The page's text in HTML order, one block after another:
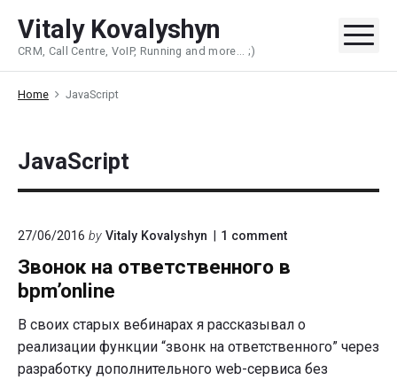
content
Vitaly Kovalyshyn
CRM, Call Centre, VoIP, Running and more... ;)
Home JavaScript
JavaScript
27/06/2016 by Vitaly Kovalyshyn 1 commenton
на
Звонок на ответственного в
bpm’online
В своих старых вебинарах я рассказывал о
реализации функции “звонк на ответственного” через
разработку дополнительного web-сервиса без